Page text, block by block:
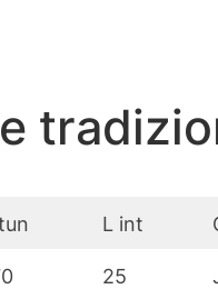
L int
25